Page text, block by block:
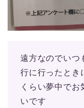
遠方なのでいつ
行に行ったとき
くらい夢中でお
いです